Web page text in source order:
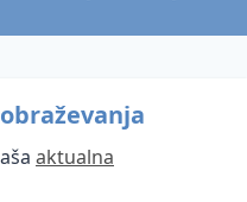
aktualna